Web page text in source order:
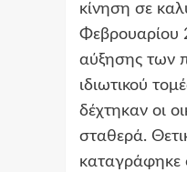
κίνηση σε
Φεβρουαρίου
αύξησης των
ιδιωτικού
δέχτηκαν οι
σταθερά.
καταγράφηκε